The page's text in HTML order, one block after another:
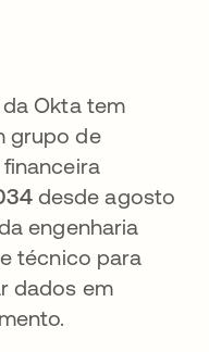
Okta tem
grupo de
desde agosto
engenharia
técnico para
dados em